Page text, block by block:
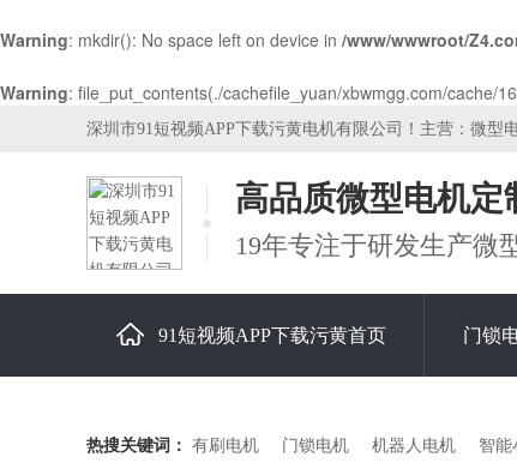
Warning: mkdir(): No space left on device in /www/wwwroot/
Warning: file_put_contents(./cachefile_yuan/xbwmgg.com/cache/
深圳市91短视频APP下载污黄电机有限公司！主营：微型
高品质微型电机定
19年专注于研发生产微
91短视频APP下载污黄首页 门锁
热搜关键词： 有刷电机 门锁电机 机器人电机 智